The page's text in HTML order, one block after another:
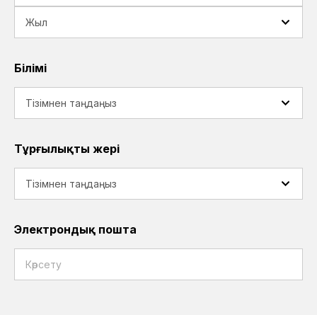
Білімі
Тұрғылықты жері
Электрондық пошта